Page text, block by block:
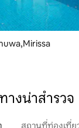
งน่าสำรวจ
สถานที่ท่องเที่